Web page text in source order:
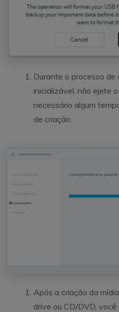
Durante o processo de
inicializável, não ejete
necessário algum
de criação.
Após a criação da
drive ou CD/DVD,